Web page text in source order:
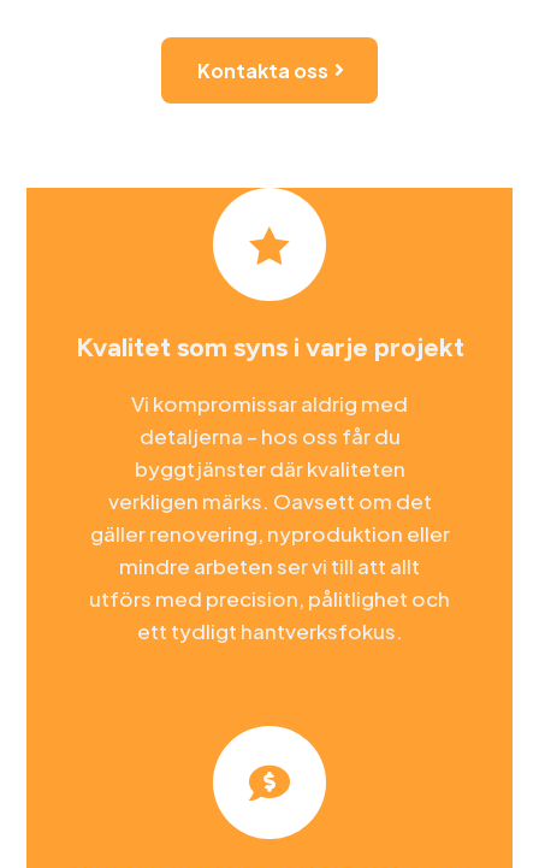
Kontakta oss

Kvalitet som syns i varje projekt
Vi kompromissar aldrig med
detaljerna – hos oss får du
byggtjänster där kvaliteten
verkligen märks. Oavsett om det
gäller renovering, nyproduktion eller
mindre arbeten ser vi till att allt
utförs med precision, pålitlighet och
ett tydligt hantverksfokus.
